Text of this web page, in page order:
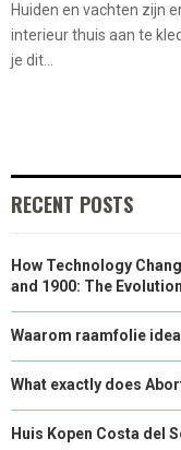
Huiden en vachten zijn
interieur thuis aan te
je dit...
RECENT POSTS
How Technology
and 1900: The Evolution
Waarom raamfolie
What exactly does
Huis Kopen Costa del